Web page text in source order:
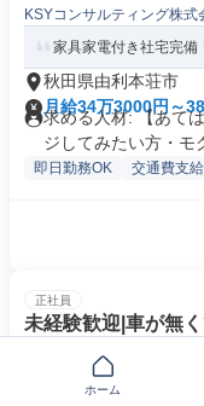
KSYコンサルティング株式
家具家電付き社宅完備
秋田県由利本荘市
月給34万3000円～
求める人材: 【あて
ジしてみたい方・モ
即日勤務OK 交通費支給
正社員
未経験歓迎|車が無
軽配送ドライバー-
株式会社ＫＡＷＡＮＡＧ
ホーム